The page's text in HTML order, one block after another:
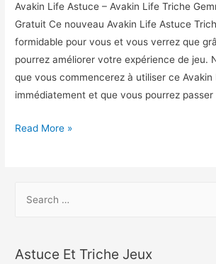
Avakin Life Astuce – Avakin Life Triche
Gratuit Ce nouveau Avakin Life Astuce
formidable pour vous et vous verrez que
pourrez améliorer votre expérience de jeu.
que vous commencerez à utiliser ce Avakin
immédiatement et que vous pourrez
Avakin
Avakin
Gemmes
Read More »
Astuce Et Triche Jeux